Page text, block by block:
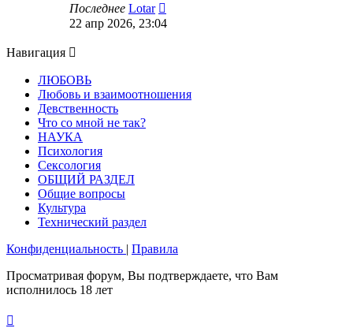
Последнее Lotar
к
22 апр 2026, 23:04
Навигация
ЛЮБОВЬ
Любовь и взаимоотношения
Девственность
Что со мной не так?
НАУКА
Психология
Сексология
ОБЩИЙ РАЗДЕЛ
Общие вопросы
Культура
Технический раздел
Конфиденциальность | Правила
Просматривая форум, Вы подтверждаете, что Вам
исполнилось 18 лет